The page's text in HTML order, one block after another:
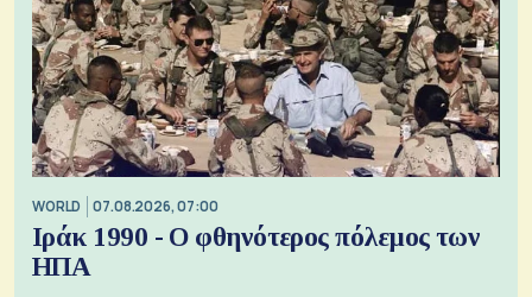
WORLD 07.08.2026, 07:00
Ιράκ 1990 - Ο φθηνότερος πόλεμος των
ΗΠΑ